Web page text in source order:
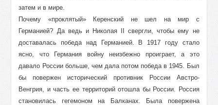
затем и в мире.
Почему «проклятый» Керенский не шел на мир с
Германией? Да ведь и Николая II свергли, чтобы ему не
доставалась победа над Германией. В 1917 году стало
ясно, что Германия войну неизбежно проиграет, а это
давало России больше, чем дала потом победа в 1945. Был
бы повержен исторический противник России Австро-
Венгрия, и часть ее территорий отошла бы России. Россия
становилась гегемоном на Балканах. Была повержена